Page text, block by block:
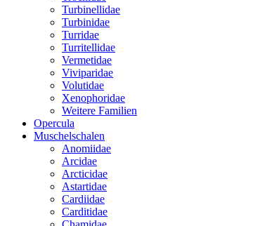
Turbinellidae
Turbinidae
Turridae
Turritellidae
Vermetidae
Viviparidae
Volutidae
Xenophoridae
Weitere Familien
Opercula
Muschelschalen
Anomiidae
Arcidae
Arcticidae
Astartidae
Cardiidae
Carditidae